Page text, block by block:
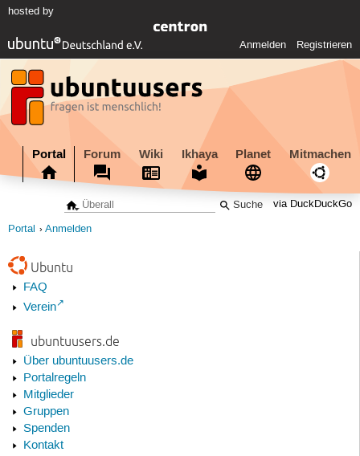
hosted by
Anmelden Registrieren
Portal Forum Wiki Ikhaya Planet Mitmachen
via DuckDuckGo
Portal Anmelden
Ubuntu
FAQ
Verein
ubuntuusers.de
Über ubuntuusers.de
Portalregeln
Mitglieder
Gruppen
Spenden
Kontakt